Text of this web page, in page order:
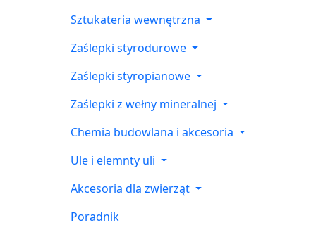
Sztukateria wewnętrzna
Zaślepki styrodurowe
Zaślepki styropianowe
Zaślepki z wełny mineralnej
Chemia budowlana i akcesoria
Ule i elemnty uli
Akcesoria dla zwierząt
Poradnik